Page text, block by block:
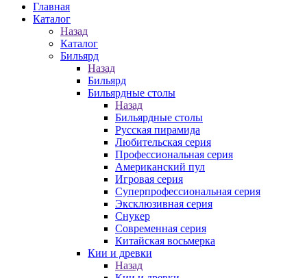
Главная
Каталог
Назад
Каталог
Бильярд
Назад
Бильярд
Бильярдные столы
Назад
Бильярдные столы
Русская пирамида
Любительская серия
Профессиональная серия
Американский пул
Игровая серия
Суперпрофессиональная серия
Эксклюзивная серия
Снукер
Современная серия
Китайская восьмерка
Кии и древки
Назад